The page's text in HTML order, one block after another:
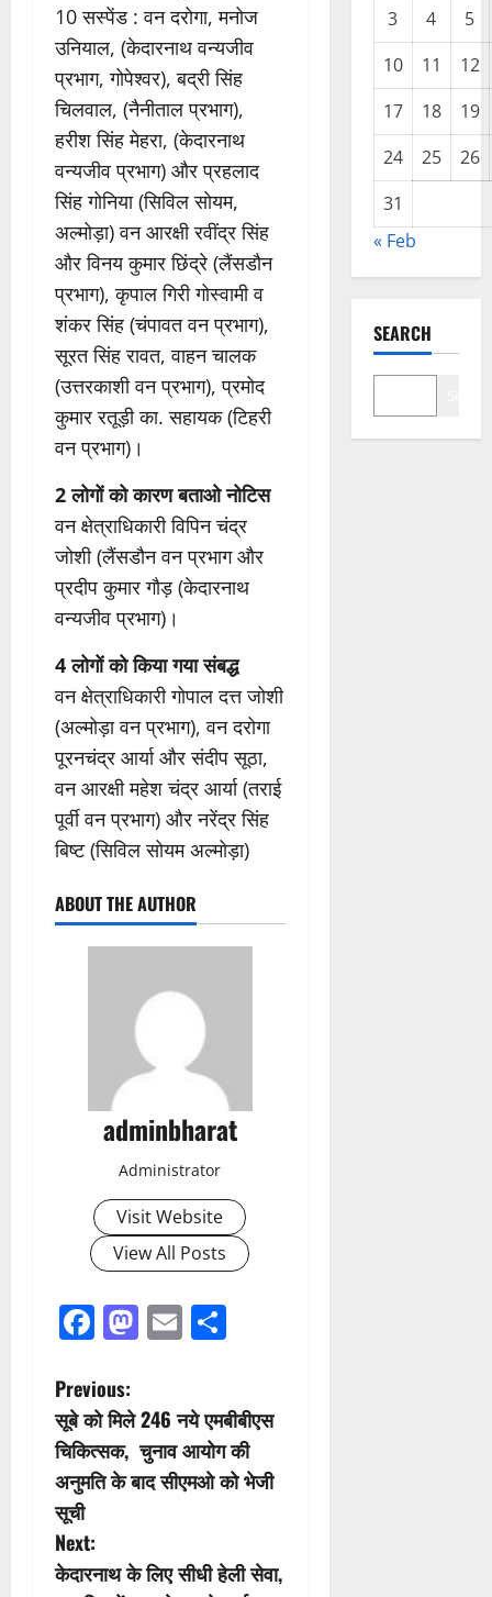
10 सस्पेंड : वन दरोगा, मनोज
उनियाल, (केदारनाथ वन्यजीव
प्रभाग, गोपेश्वर), बद्री सिंह
चिलवाल, (नैनीताल प्रभाग),
हरीश सिंह मेहरा, (केदारनाथ
वन्यजीव प्रभाग) और प्रहलाद
सिंह गोनिया (सिविल सोयम,
अल्मोड़ा) वन आरक्षी रवींद्र सिंह
और विनय कुमार छिंद्रे (लैंसडौन
प्रभाग), कृपाल गिरी गोस्वामी व
शंकर सिंह (चंपावत वन प्रभाग),
सूरत सिंह रावत, वाहन चालक
(उत्तरकाशी वन प्रभाग), प्रमोद
कुमार रतूड़ी का. सहायक (टिहरी
वन प्रभाग)।
2 लोगों को कारण बताओ नोटिस
वन क्षेत्राधिकारी विपिन चंद्र
जोशी (लैंसडौन वन प्रभाग और
प्रदीप कुमार गौड़ (केदारनाथ
वन्यजीव प्रभाग)।
4 लोगों को किया गया संबद्ध
वन क्षेत्राधिकारी गोपाल दत्त जोशी
(अल्मोड़ा वन प्रभाग), वन दरोगा
पूरनचंद्र आर्या और संदीप सूठा,
वन आरक्षी महेश चंद्र आर्या (तराई
पूर्वी वन प्रभाग) और नरेंद्र सिंह
बिष्ट (सिविल सोयम अल्मोड़ा)
ABOUT THE AUTHOR
adminbharat
Administrator
Visit Website
View All Posts
Facebook
Mastodon
Email
P
o
s
t
n
Previous:
सूबे को मिले 246 नये एमबीबीएस
चिकित्सक, चुनाव आयोग की
अनुमति के बाद सीएमओ को भेजी
सूची
Next:
केदारनाथ के लिए सीधी हेली सेवा,
3 4
5
10
11
12
17
18
19
24
25
26
31
« Feb
SEARCH